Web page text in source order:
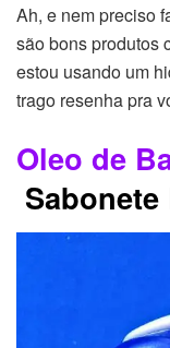
Ah, e nem preciso
são bons produtos
estou usando um
trago resenha pra
Oleo de